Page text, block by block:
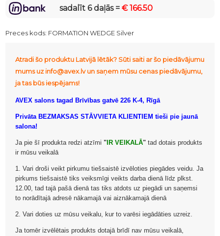
sadalīt 6 daļās =€ 166.50
Preces kods: FORMATION WEDGE Silver
Atradi šo produktu Latvijā lētāk? Sūti saiti ar šo piedāvājumu
mums uz info@avex.lv un saņem mūsu cenas piedāvājumu,
ja tas būs iespējams!
AVEX salons tagad Brīvības gatvē 226 K-4, Rīgā
Privāta BEZMAKSAS STĀVVIETA KLIENTIEM tieši pie jaunā
salona!
Ja pie šī produkta redzi atzīmi " IR VEIKALĀ" tad dotais produkts
ir mūsu veikalā
1. Vari droši veikt pirkumu tiešsaistē izvēloties piegādes veidu. Ja
pirkums tiešsaistē tiks veiksmīgi veikts darba dienā līdz plkst.
12.00, tad tajā pašā dienā tas tiks atdots uz piegādi un saņemsi
to norādītajā adresē nākamajā vai aiznākamajā dienā
2. Vari doties uz mūsu veikalu, kur to varēsi iegādāties uzreiz.
Ja tomēr izvēlētais produkts dotajā brīdī nav mūsu veikalā,